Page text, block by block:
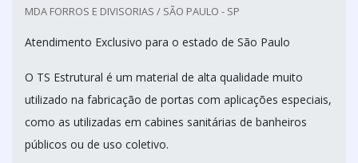
MDA FORROS E DIVISORIAS / SÃO PAULO - SP
Atendimento Exclusivo para o estado de São Paulo
O TS Estrutural é um material de alta qualidade muito
utilizado na fabricação de portas com aplicações especiais,
como as utilizadas em cabines sanitárias de banheiros
públicos ou de uso coletivo.